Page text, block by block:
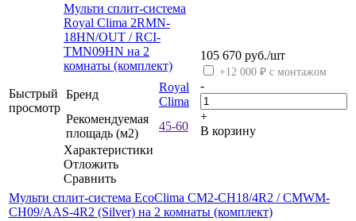
Быстрый
просмотр
Мульти сплит-система
Royal Clima 2RMN-
18HN/OUT / RCI-
TMN09HN на 2
комнаты (комплект)
Бренд
Royal
Clima
Рекомендуемая
площадь (м2)
45-60
Характеристики
Отложить
Сравнить
105 670 руб./шт
+12 000 ₽ с монтажом
-
+
В корзину
Мульти сплит-система EcoClima CM2-CH18/4R2 / CMWM-
CH09/AAS-4R2 (Silver) на 2 комнаты (комплект)